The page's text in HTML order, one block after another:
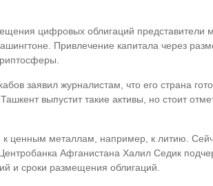
цифровых облигаций представители
Привлечение капитала через
заявил журналистам, что его страна
выпустит такие активы, но стоит
к ценным металлам, например, к литию.
Афганистана Халил Седик
и сроки размещения облигаций.